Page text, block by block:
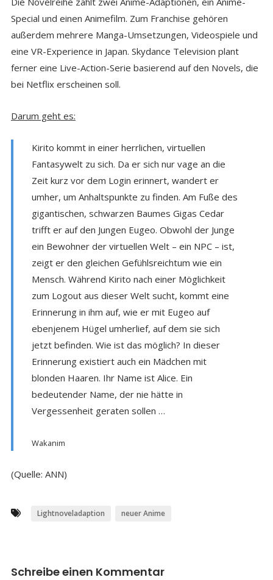
Special und einen Animefilm. Zum Franchise gehören
außerdem mehrere Manga-Umsetzungen, Videospiele und
eine VR-Experience in Japan. Skydance Television plant
ferner eine Live-Action-Serie basierend auf den Novels, die
bei Netflix erscheinen soll.
Darum geht es:
Kirito kommt in einer herrlichen, virtuellen
Fantasywelt zu sich. Da er sich nur vage an die
Zeit kurz vor dem Login erinnert, wandert er
umher, um Anhaltspunkte zu finden. Am Fuße des
gigantischen, schwarzen Baumes Gigas Cedar
trifft er auf den Jungen Eugeo. Obwohl der Junge
ein Bewohner der virtuellen Welt – ein NPC – ist,
zeigt er den gleichen Gefühlsreichtum wie ein
Mensch. Während Kirito nach einer Möglichkeit
zum Logout aus dieser Welt sucht, kommt eine
Erinnerung in ihm auf, wie er mit Eugeo auf
ebenjenem Hügel umherlief, auf dem sie sich
jetzt befinden. Wie ist das möglich? In dieser
Erinnerung existiert auch ein Mädchen mit
blonden Haaren. Ihr Name ist Alice. Ein
bedeutender Name, der nie hätte in
Vergessenheit geraten sollen …
Wakanim
(Quelle: ANN)
Lightnoveladaption neuer Anime
Schreibe einen Kommentar